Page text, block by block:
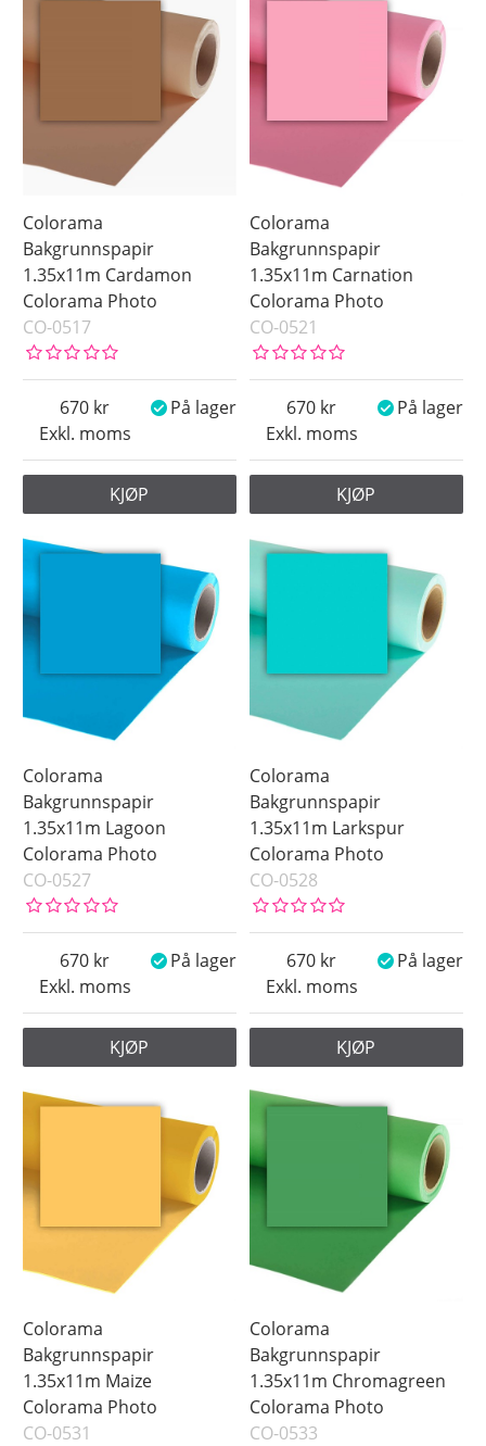
Colorama
Bakgrunnspapir
1.35x11m Cardamon
Colorama Photo
CO-0517
Exkl. moms
670 På lager
KJØP
Colorama
Bakgrunnspapir
1.35x11m Carnation
Colorama Photo
CO-0521
Exkl. moms
670 På lager
KJØP
Colorama
Bakgrunnspapir
1.35x11m Lagoon
Colorama Photo
CO-0527
Exkl. moms
670 På lager
KJØP
Colorama
Bakgrunnspapir
1.35x11m Larkspur
Colorama Photo
CO-0528
Exkl. moms
670 På lager
KJØP
Colorama
Bakgrunnspapir
1.35x11m Maize
Colorama Photo
CO-0531
Colorama
Bakgrunnspapir
1.35x11m Chromagreen
Colorama Photo
CO-0533